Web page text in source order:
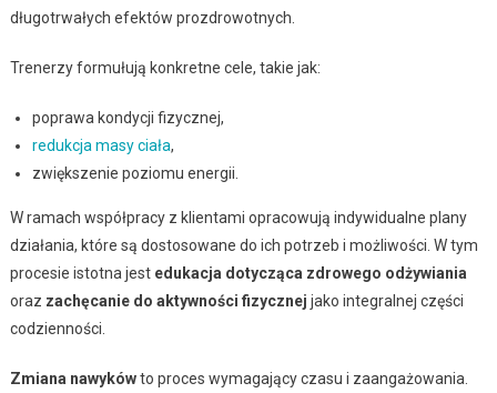
długotrwałych efektów prozdrowotnych.
Trenerzy formułują konkretne cele, takie jak:
poprawa kondycji fizycznej,
redukcja masy ciała,
zwiększenie poziomu energii.
W ramach współpracy z klientami opracowują indywidualne plany
działania, które są dostosowane do ich potrzeb i możliwości. W tym
procesie istotna jest edukacja dotycząca zdrowego odżywiania
oraz zachęcanie do aktywności fizycznej jako integralnej części
codzienności.
Zmiana nawykówto proces wymagający czasu i zaangażowania.